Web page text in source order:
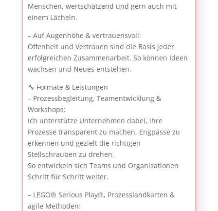
Menschen, wertschätzend und gern auch mit
einem Lächeln.
– Auf Augenhöhe & vertrauensvoll:
Offenheit und Vertrauen sind die Basis jeder
erfolgreichen Zusammenarbeit. So können Ideen
wachsen und Neues entstehen.
🔧 Formate & Leistungen
– Prozessbegleitung, Teamentwicklung &
Workshops:
Ich unterstütze Unternehmen dabei, ihre
Prozesse transparent zu machen, Engpässe zu
erkennen und gezielt die richtigen
Stellschrauben zu drehen.
So entwickeln sich Teams und Organisationen
Schritt für Schritt weiter.
– LEGO® Serious Play®, Prozesslandkarten &
agile Methoden: